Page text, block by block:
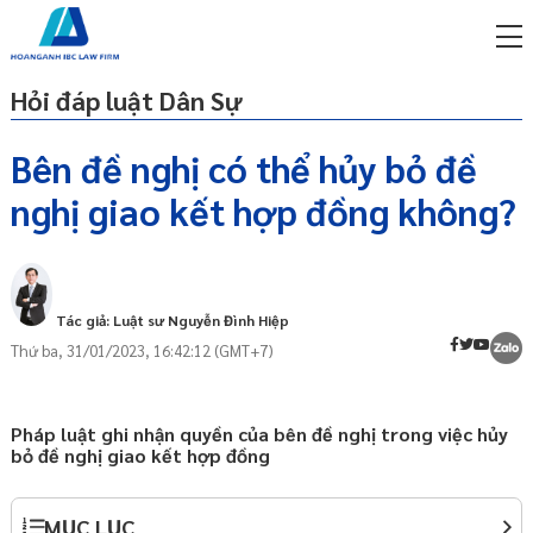
Hỏi đáp luật Dân Sự
Bên đề nghị có thể hủy bỏ đề
nghị giao kết hợp đồng không?
Tác giả: Luật sư Nguyễn Đình Hiệp
Thứ ba, 31/01/2023, 16:42:12 (GMT+7)
Pháp luật ghi nhận quyền của bên đề nghị trong việc hủy
bỏ đề nghị giao kết hợp đồng
MỤC LỤC
1.Khái niệm
phí qua zalo
sư trực tuyến online
ty/doanh nghiệp
gói
phí qua zalo
ty/doanh nghiệp
gói
ty/doanh nghiệp
gói